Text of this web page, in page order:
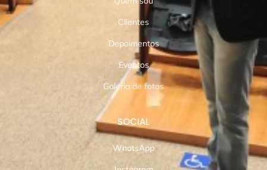
Clientes
Depoimentos
Eventos
Galeria de fotos
SOCIAL
WhatsApp